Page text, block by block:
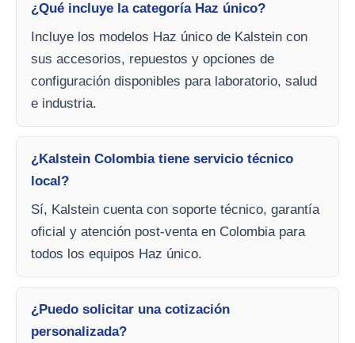
¿Qué incluye la categoría Haz único?
Incluye los modelos Haz único de Kalstein con
sus accesorios, repuestos y opciones de
configuración disponibles para laboratorio, salud
e industria.
¿Kalstein Colombia tiene servicio técnico
local?
Sí, Kalstein cuenta con soporte técnico, garantía
oficial y atención post-venta en Colombia para
todos los equipos Haz único.
¿Puedo solicitar una cotización
personalizada?